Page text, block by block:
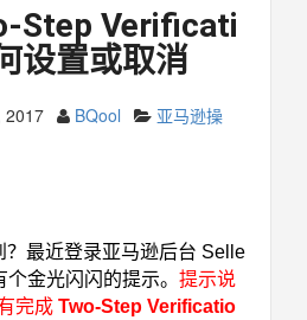
Step Verificati
设置或取消
2017 BQool
亚马逊操
？最近登录亚马逊后台 Selle
金光闪闪的提示。 提示说
完成 Two-Step Verificatio